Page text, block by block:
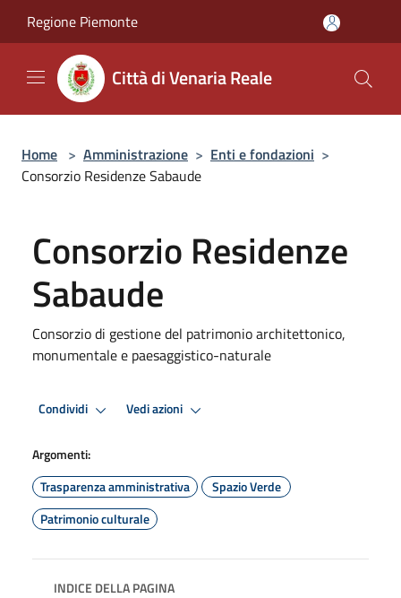
Regione Piemonte
Città di Venaria Reale
Home > Amministrazione > Enti e fondazioni >
Consorzio Residenze Sabaude
Consorzio Residenze
Sabaude
Consorzio di gestione del patrimonio architettonico,
monumentale e paesaggistico-naturale
Condividi Vedi azioni
Argomenti:
Trasparenza amministrativa
Spazio Verde
Patrimonio culturale
INDICE DELLA PAGINA